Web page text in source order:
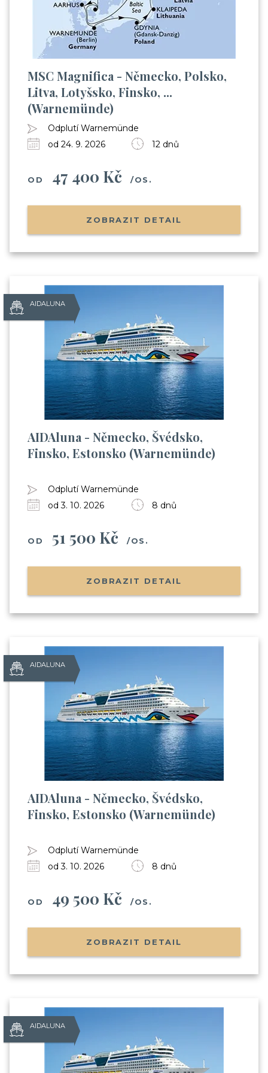
MSC Magnifica - Německo, Polsko,
Litva, Lotyšsko, Finsko, ...
(Warnemünde)
Odplutí Warnemünde
od 24. 9. 2026
12 dnů
OD 47 400 Kč /OS.
ZOBRAZIT DETAIL
AIDALUNA
AIDAluna - Německo, Švédsko,
Finsko, Estonsko (Warnemünde)
Odplutí Warnemünde
od 3. 10. 2026
8 dnů
OD 51 500 Kč /OS.
ZOBRAZIT DETAIL
AIDALUNA
AIDAluna - Německo, Švédsko,
Finsko, Estonsko (Warnemünde)
Odplutí Warnemünde
od 3. 10. 2026
8 dnů
OD 49 500 Kč /OS.
ZOBRAZIT DETAIL
AIDALUNA